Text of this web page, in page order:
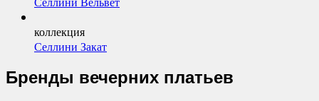
коллекция
Селлини Закат
Бренды вечерних платьев